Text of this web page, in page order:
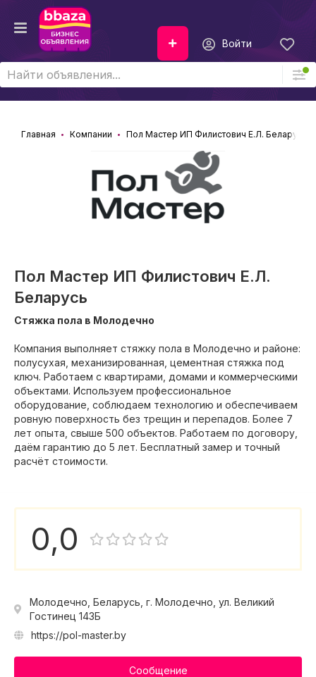
Войти
Главная Компании Пол Мастер ИП Филистович Е.Л. Беларусь
Пол Мастер ИП Филистович Е.Л.
Беларусь
Стяжка пола в Молодечно
Компания выполняет стяжку пола в Молодечно и районе:
полусухая, механизированная, цементная стяжка под
ключ. Работаем с квартирами, домами и коммерческими
объектами. Используем профессиональное
оборудование, соблюдаем технологию и обеспечиваем
ровную поверхность без трещин и перепадов. Более 7
лет опыта, свыше 500 объектов. Работаем по договору,
даём гарантию до 5 лет. Бесплатный замер и точный
расчёт стоимости.
0,0
Молодечно, Беларусь, г. Молодечно, ул. Великий
Гостинец 143Б
https://pol-master.by
Сообщение